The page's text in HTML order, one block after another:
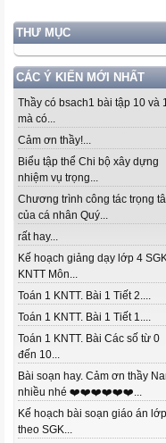
THƯ MỤC
CÁC Ý KIẾN MỚI NHẤT
Thầy có bsach1 bài tập 10 và
mà có...
Cảm ơn thầy!...
Biểu tập thể Chi bộ xây dựng
nhiệm vụ trọng...
Chương trình công tác trọng
của cá nhân Quý...
rất hay...
Kế hoạch giảng dạy lớp 4
KNTT Môn...
Toán 1 KNTT. Bài 1 Tiết 2....
Toán 1 KNTT. Bài 1 Tiết 1....
Toán 1 KNTT. Bài Các số từ 0
đến 10...
Bài soạn hay. Cảm ơn thầy
nhiều nhé ❤️❤️❤️❤️❤️❤️...
Kế hoạch bài soạn giáo án
theo SGK...